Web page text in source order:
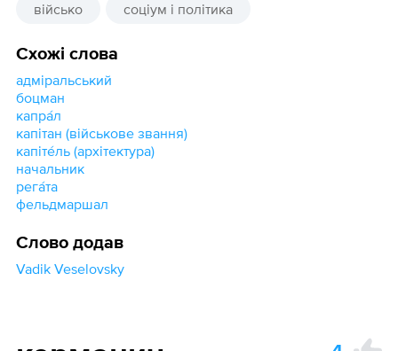
військо соціум і політика
Схожі слова
адміральський
боцман
капра́л
капітан (військове звання)
капіте́ль (архітектура)
начальник
рега́та
фельдмаршал
Слово додав
Vadik Veselovsky